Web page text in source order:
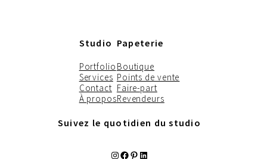
Studio
Portfolio
Services
Contact
À propos
Papeterie
Boutique
Points de vente
Faire-part
Revendeurs
Suivez le quotidien du studio
Instagram Facebook Pinterest LinkedIn